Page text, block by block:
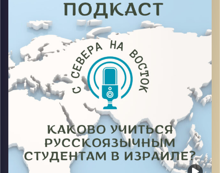
где приходилось говорить и жить на чужом для себя
языке, а дальше армия и высшее образование.
Прошло 11 лет, за спиной все трудности, а впереди
конец магистратуры на факультете «Международные
отношения, Контр терроризм и Кибер безопасность»
Image Credits: AudioVersity